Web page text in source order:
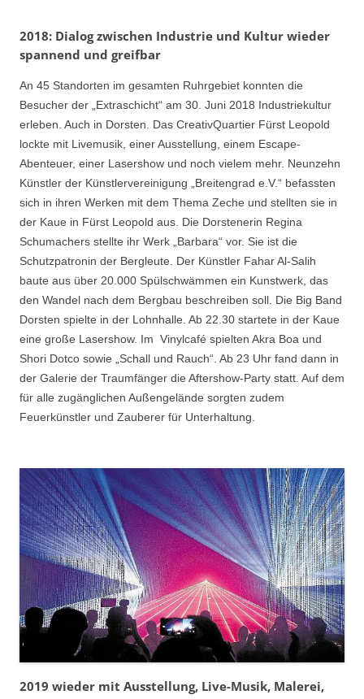
2018: Dialog zwischen Industrie und Kultur wieder
spannend und greifbar
An 45 Standorten im gesamten Ruhrgebiet konnten die
Besucher der „Extraschicht“ am 30. Juni 2018 Industriekultur
erleben. Auch in Dorsten. Das CreativQuartier Fürst Leopold
lockte mit Livemusik, einer Ausstellung, einem Escape-
Abenteuer, einer Lasershow und noch vielem mehr. Neunzehn
Künstler der Künstlervereinigung „Breitengrad e.V.“ befassten
sich in ihren Werken mit dem Thema Zeche und stellten sie in
der Kaue in Fürst Leopold aus. Die Dorstenerin Regina
Schumachers stellte ihr Werk „Barbara“ vor. Sie ist die
Schutzpatronin der Bergleute. Der Künstler Fahar Al-Salih
baute aus über 20.000 Spülschwämmen ein Kunstwerk, das
den Wandel nach dem Bergbau beschreiben soll. Die Big Band
Dorsten spielte in der Lohnhalle. Ab 22.30 startete in der Kaue
eine große Lasershow. Im Vinylcafé spielten Akra Boa und
Shori Dotco sowie „Schall und Rauch“. Ab 23 Uhr fand dann in
der Galerie der Traumfänger die Aftershow-Party statt. Auf dem
für alle zugänglichen Außengelände sorgten zudem
Feuerkünstler und Zauberer für Unterhaltung.
2019 wieder mit Ausstellung, Live-Musik, Malerei,